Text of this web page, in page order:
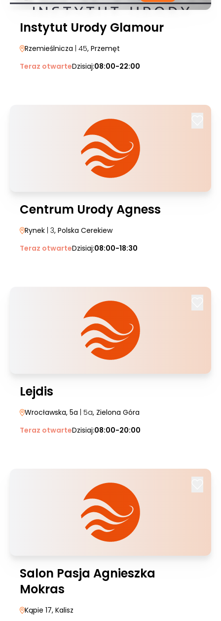
Instytut Urody Glamour
Rzemieślnicza | 45, Przemęt
Teraz otwarteDzisiaj:08:00-22:00
Centrum Urody Agness
Rynek | 3, Polska Cerekiew
Teraz otwarteDzisiaj:08:00-18:30
Lejdis
Wrocławska, 5a | 5a, Zielona Góra
Teraz otwarteDzisiaj:08:00-20:00
Salon Pasja Agnieszka
Mokras
Kąpie 17, Kalisz